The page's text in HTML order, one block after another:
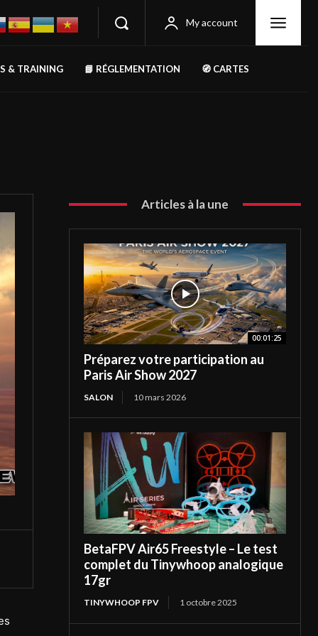
My account
& TRAINING 📘 RÉGLEMENTATION 🧭 CARTES
Articles à la une
00:01:25
Préparez votre participation au
Paris Air Show 2027
SALON 10 mars 2026
BetaFPV Air65 Freestyle – Le test
complet du Tinywhoop analogique
17gr
TINYWHOOP FPV 1 octobre 2025